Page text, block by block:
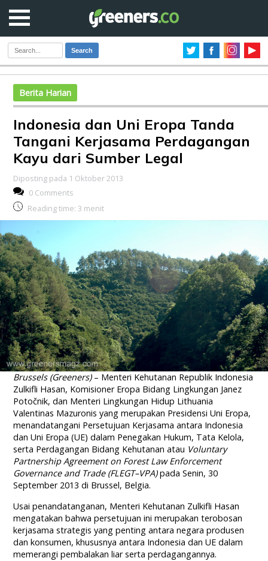
Search
Berita Harian
Indonesia dan Uni Eropa Tanda
Tangani Kerjasama Perdagangan
Kayu dari Sumber Legal
Diposting pada 1 Oktober 2013
0 Comments
Reading time: 3 menit
Brussels (Greeners)– Menteri Kehutanan Republik Indonesia
Zulkifli Hasan, Komisioner Eropa Bidang Lingkungan Janez
Potočnik, dan Menteri Lingkungan Hidup Lithuania
Valentinas Mazuronis yang merupakan Presidensi Uni Eropa,
menandatangani Persetujuan Kerjasama antara Indonesia
dan Uni Eropa (UE) dalam Penegakan Hukum, Tata Kelola,
serta Perdagangan Bidang Kehutanan atau Voluntary
Partnership Agreement on Forest Law Enforcement
Governance and Trade (FLEGT–VPA)pada Senin, 30
September 2013 di Brussel, Belgia.
Usai penandatanganan, Menteri Kehutanan Zulkifli Hasan
mengatakan bahwa persetujuan ini merupakan terobosan
kerjasama strategis yang penting antara negara produsen
dan konsumen, khususnya antara Indonesia dan UE dalam
memerangi pembalakan liar serta perdagangannya.